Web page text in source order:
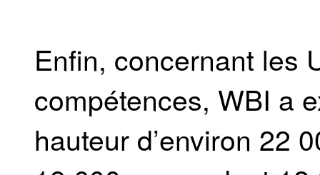
Enfin, concernant les
compétences, WBI a
hauteur d’environ 22